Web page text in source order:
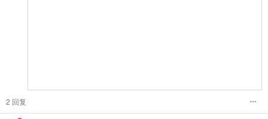
2 回复